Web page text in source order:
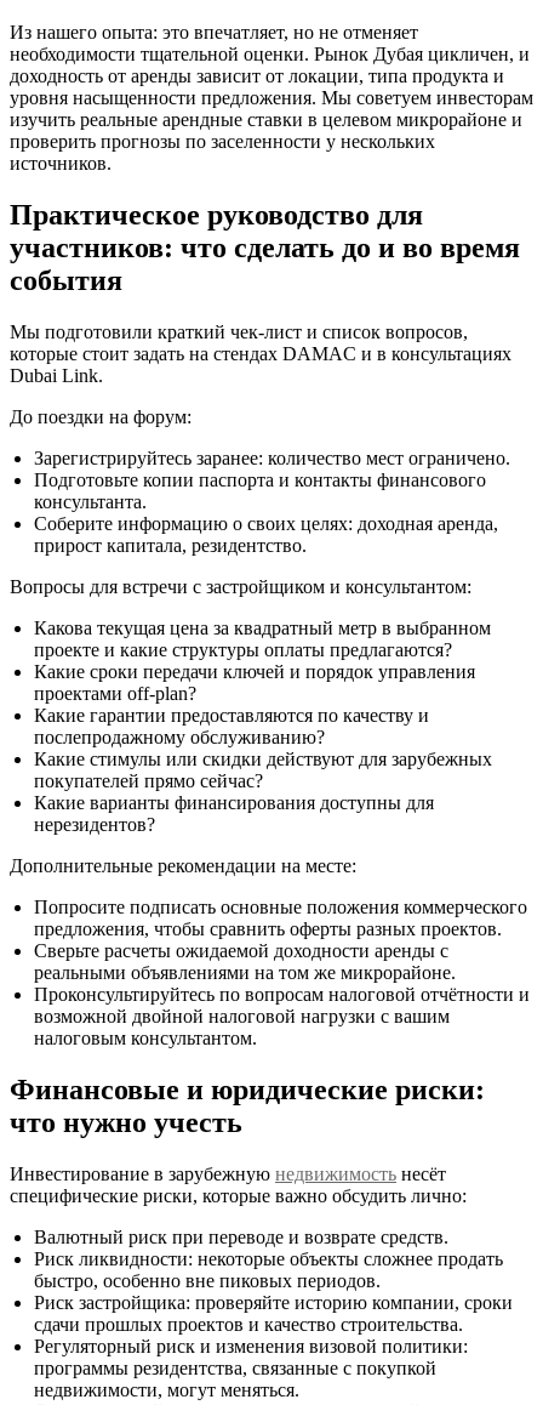
Из нашего опыта: это впечатляет, но не отменяет
необходимости тщательной оценки. Рынок Дубая цикличен, и
доходность от аренды зависит от локации, типа продукта и
уровня насыщенности предложения. Мы советуем инвесторам
изучить реальные арендные ставки в целевом микрорайоне и
проверить прогнозы по заселенности у нескольких
источников.
Практическое руководство для
участников: что сделать до и во время
события
Мы подготовили краткий чек-лист и список вопросов,
которые стоит задать на стендах DAMAC и в консультациях
Dubai Link.
До поездки на форум:
Зарегистрируйтесь заранее: количество мест ограничено.
Подготовьте копии паспорта и контакты финансового
консультанта.
Соберите информацию о своих целях: доходная аренда,
прирост капитала, резидентство.
Вопросы для встречи с застройщиком и консультантом:
Какова текущая цена за квадратный метр в выбранном
проекте и какие структуры оплаты предлагаются?
Какие сроки передачи ключей и порядок управления
проектами off-plan?
Какие гарантии предоставляются по качеству и
послепродажному обслуживанию?
Какие стимулы или скидки действуют для зарубежных
покупателей прямо сейчас?
Какие варианты финансирования доступны для
нерезидентов?
Дополнительные рекомендации на месте:
Попросите подписать основные положения коммерческого
предложения, чтобы сравнить оферты разных проектов.
Сверьте расчеты ожидаемой доходности аренды с
реальными объявлениями на том же микрорайоне.
Проконсультируйтесь по вопросам налоговой отчётности и
возможной двойной налоговой нагрузки с вашим
налоговым консультантом.
Финансовые и юридические риски:
что нужно учесть
Инвестирование в зарубежную недвижимость несёт
специфические риски, которые важно обсудить лично:
Валютный риск при переводе и возврате средств.
Риск ликвидности: некоторые объекты сложнее продать
быстро, особенно вне пиковых периодов.
Риск застройщика: проверяйте историю компании, сроки
сдачи прошлых проектов и качество строительства.
Регуляторный риск и изменения визовой политики:
программы резидентства, связанные с покупкой
недвижимости, могут меняться.